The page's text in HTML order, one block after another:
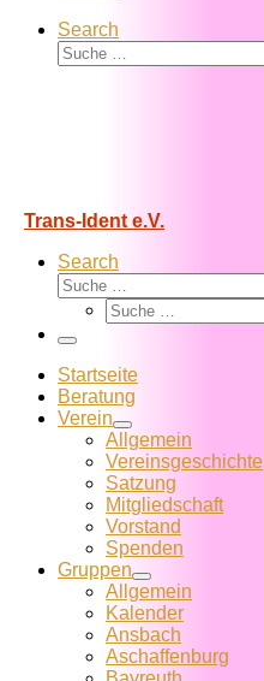
Search
Suche
Trans-Ident e.V.
Search
Suche
Suche
Menü
Startseite
Beratung
Verein
Allgemein
Vereins­geschichte
Satzung
Mitglied­schaft
Vorstand
Spenden
Gruppen
Allgemein
Kalender
Ansbach
Aschaffenburg